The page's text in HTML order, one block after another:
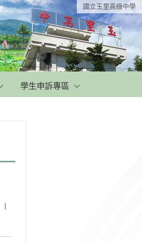
國立玉里高級中學
學生申訴專區
|